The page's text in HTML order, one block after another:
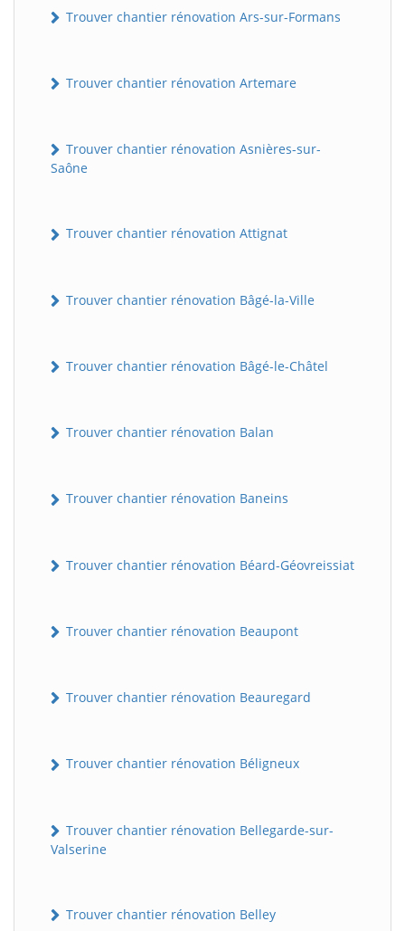
Trouver chantier rénovation Ars-sur-Formans
Trouver chantier rénovation Artemare
Trouver chantier rénovation Asnières-sur-
Saône
Trouver chantier rénovation Attignat
Trouver chantier rénovation Bâgé-la-Ville
Trouver chantier rénovation Bâgé-le-Châtel
Trouver chantier rénovation Balan
Trouver chantier rénovation Baneins
Trouver chantier rénovation Béard-Géovreissiat
Trouver chantier rénovation Beaupont
Trouver chantier rénovation Beauregard
Trouver chantier rénovation Béligneux
Trouver chantier rénovation Bellegarde-sur-
Valserine
Trouver chantier rénovation Belley